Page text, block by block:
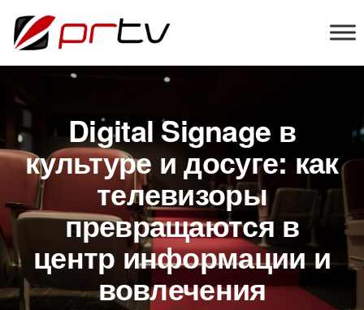
конструктор
Digital Signage в
культуре и досуге: как
телевизоры
превращаются в
центр информации и
вовлечения